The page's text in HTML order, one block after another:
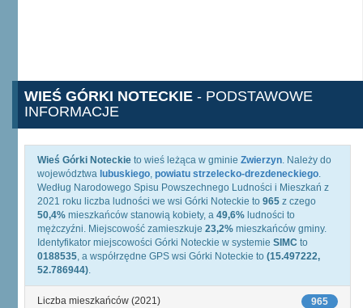
WIEŚ GÓRKI NOTECKIE - PODSTAWOWE
INFORMACJE
Wieś Górki Noteckie to wieś leżąca w gminie Zwierzyn. Należy do
województwa lubuskiego, powiatu strzelecko-drezdeneckiego.
Według Narodowego Spisu Powszechnego Ludności i Mieszkań z
2021 roku liczba ludności we wsi Górki Noteckie to 965 z czego
50,4% mieszkańców stanowią kobiety, a 49,6% ludności to
mężczyźni. Miejscowość zamieszkuje 23,2% mieszkańców gminy.
Identyfikator miejscowości Górki Noteckie w systemie SIMC to
0188535, a współrzędne GPS wsi Górki Noteckie to (15.497222,
52.786944).
965
Liczba mieszkańców (2021)